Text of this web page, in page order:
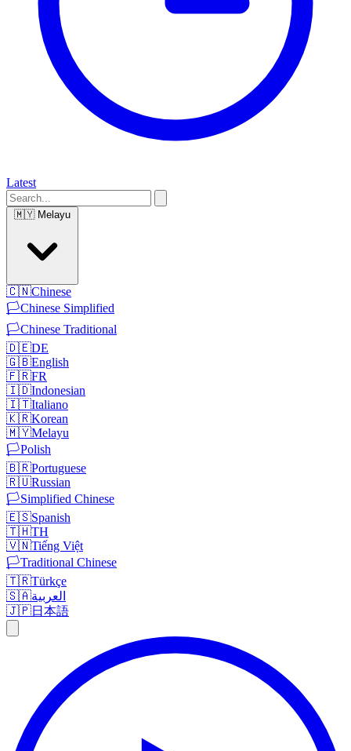
Latest
🇲🇾 Melayu
🇨🇳Chinese
🏳️Chinese Simplified
🏳️Chinese Traditional
🇩🇪DE
🇬🇧English
🇫🇷FR
🇮🇩Indonesian
🇮🇹Italiano
🇰🇷Korean
🇲🇾Melayu
🏳️Polish
🇧🇷Portuguese
🇷🇺Russian
🏳️Simplified Chinese
🇪🇸Spanish
🇹🇭TH
🇻🇳Tiếng Việt
🏳️Traditional Chinese
🇹🇷Türkçe
🇸🇦العربية
🇯🇵日本語